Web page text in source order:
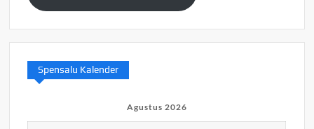
Spensalu Kalender
Agustus 2026